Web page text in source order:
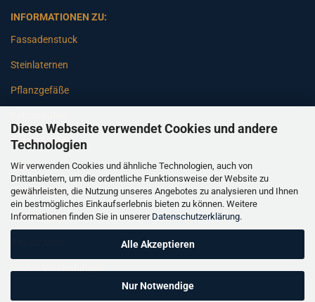
Diese Webseite verwendet Cookies und andere
Technologien
Wir verwenden Cookies und ähnliche Technologien, auch von
Drittanbietern, um die ordentliche Funktionsweise der Website zu
gewährleisten, die Nutzung unseres Angebotes zu analysieren und Ihnen
ein bestmögliches Einkaufserlebnis bieten zu können. Weitere
Informationen finden Sie in unserer Datenschutzerklärung.
Alle Akzeptieren
Nur Notwendige
INFORMATIONEN ZU:
Fassadenstuck
Steinlaternen
Pflanzgefäße
Gartenbänke
Pfeiler
Gartenbrunnen
Gartenfiguren